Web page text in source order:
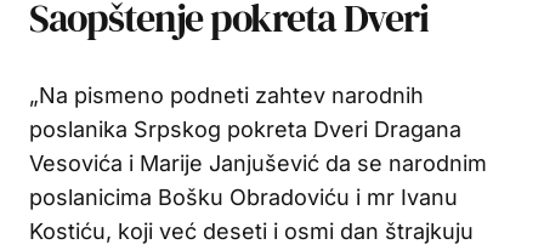
Saopštenje pokreta Dveri
„Na pismeno podneti zahtev narodnih
poslanika Srpskog pokreta Dveri Dragana
Vesovića i Marije Janjušević da se narodnim
poslanicima Bošku Obradoviću i mr Ivanu
Kostiću, koji već deseti i osmi dan štrajkuju